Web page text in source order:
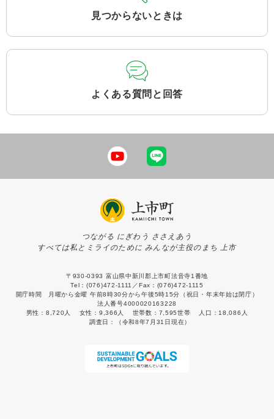
見つからないときは
よくある質問と回答
つながる にぎわう ささえあう
すべては私とミライのために みんなが主役のまち 上市
〒930-0393 富山県中新川郡上市町法音寺1番地
Tel：(076)472-1111／Fax：(076)472-1115
開庁時間 月曜から金曜 午前8時30分から午後5時15分（祝日・年末年始は閉庁）
法人番号4000020163228
男性： 8,720人 女性： 9,366人 世帯数： 7,595世帯 人口：18,086人
調査日：
（令和8年7月31日現在）